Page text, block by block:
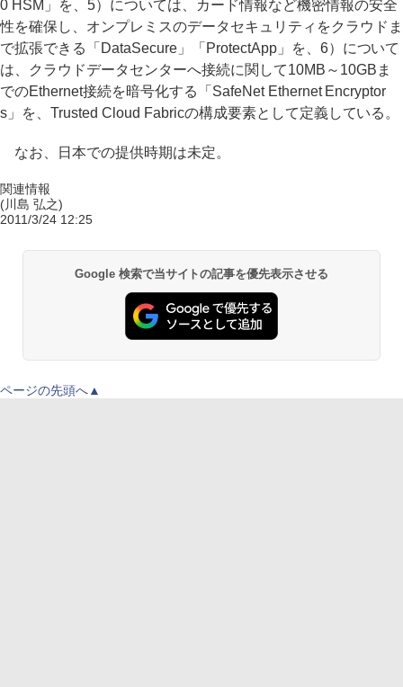
0 HSM」を、5）については、カード情報など機密情報の安全
性を確保し、オンプレミスのデータセキュリティをクラウドま
で拡張できる「DataSecure」「ProtectApp」を、6）について
は、クラウドデータセンターへ接続に関して10MB～10GBま
でのEthernet接続を暗号化する「SafeNet Ethernet Encryptor
s」を、Trusted Cloud Fabricの構成要素として定義している。
なお、日本での提供時期は未定。
関連情報
(川島 弘之)
2011/3/24 12:25
Google 検索で当サイトの記事を優先表示させる
ページの先頭へ▲